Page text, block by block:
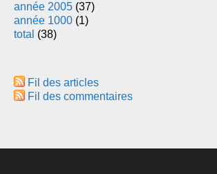
année 2005 (37)
année 1000 (1)
total (38)
Fil des articles
Fil des commentaires